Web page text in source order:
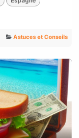
Astuces et Conseils